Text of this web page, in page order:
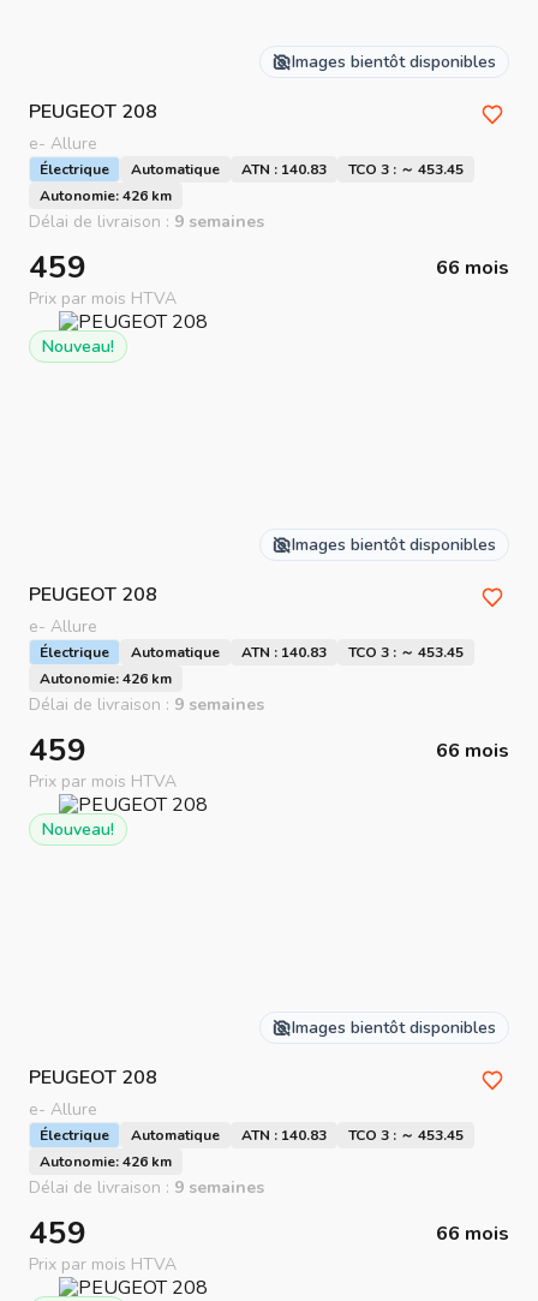
Images bientôt disponibles
PEUGEOT 208
e- Allure
Électrique Automatique ATN : 140.83
TCO 3 : ～ 453.45
Autonomie: 426 km
Délai de livraison : 9 semaines
459 66 mois
Prix par mois HTVA
Nouveau!
Images bientôt disponibles
PEUGEOT 208
e- Allure
Électrique Automatique ATN : 140.83
TCO 3 : ～ 453.45
Autonomie: 426 km
Délai de livraison : 9 semaines
459 66 mois
Prix par mois HTVA
Nouveau!
Images bientôt disponibles
PEUGEOT 208
e- Allure
Électrique Automatique ATN : 140.83
TCO 3 : ～ 453.45
Autonomie: 426 km
Délai de livraison : 9 semaines
459 66 mois
Prix par mois HTVA